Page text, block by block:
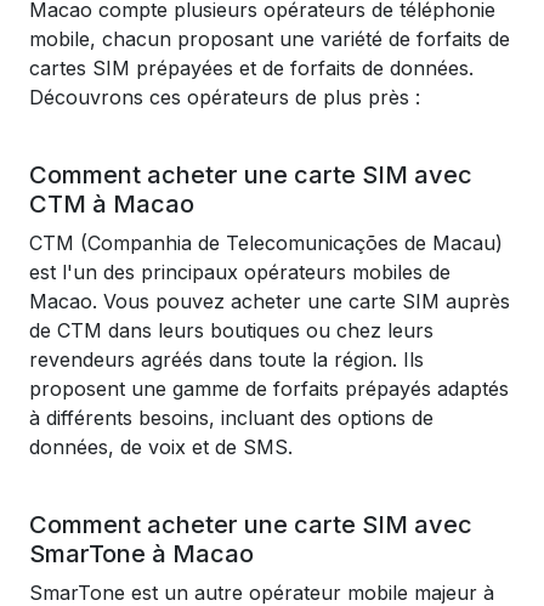
Macao compte plusieurs opérateurs de téléphonie
mobile, chacun proposant une variété de forfaits de
cartes SIM prépayées et de forfaits de données.
Découvrons ces opérateurs de plus près :
Comment acheter une carte SIM avec
CTM à Macao
CTM (Companhia de Telecomunicações de Macau)
est l'un des principaux opérateurs mobiles de
Macao. Vous pouvez acheter une carte SIM auprès
de CTM dans leurs boutiques ou chez leurs
revendeurs agréés dans toute la région. Ils
proposent une gamme de forfaits prépayés adaptés
à différents besoins, incluant des options de
données, de voix et de SMS.
Comment acheter une carte SIM avec
SmarTone à Macao
SmarTone est un autre opérateur mobile majeur à